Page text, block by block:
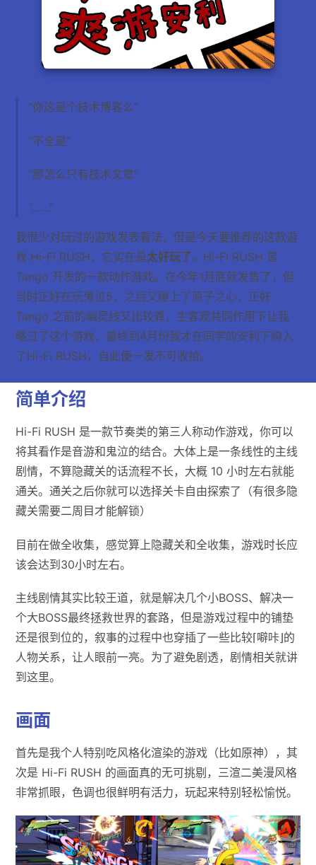
“你这是个技术博客么”
“不全是”
“那怎么只有技术文章”
“……”
我很少对玩过的游戏发表看法，但是今天要推荐的这款游
戏 Hi-Fi RUSH，它实在是太好玩了。Hi-Fi RUSH 是
Tango 开发的一款动作游戏。在今年1月底就发售了，但
当时正好在玩鬼泣5，之后又碰上了原子之心，正好
Tango 之前的幽灵线又比较粪，主客观共同作用下让我
略过了这个游戏，最终到4月份我才在同学的安利下购入
了Hi-Fi RUSH，自此便一发不可收拾。
简单介绍
Hi-Fi RUSH 是一款节奏类的第三人称动作游戏，你可以
将其看作是音游和鬼泣的结合。大体上是一条线性的主线
剧情，不算隐藏关的话流程不长，大概 10 小时左右就能
通关。通关之后你就可以选择关卡自由探索了（有很多隐
藏关需要二周目才能解锁）
目前在做全收集，感觉算上隐藏关和全收集，游戏时长应
该会达到30小时左右。
主线剧情其实比较王道，就是解决几个小BOSS、解决一
个大BOSS最终拯救世界的套路，但是游戏过程中的铺垫
还是很到位的，叙事的过程中也穿插了一些比较⌈噼咔⌋的
人物关系，让人眼前一亮。为了避免剧透，剧情相关就讲
到这里。
画面
首先是我个人特别吃风格化渲染的游戏（比如原神），其
次是 Hi-Fi RUSH 的画面真的无可挑剔，三渲二美漫风格
非常抓眼，色调也很鲜明有活力，玩起来特别轻松愉悦。